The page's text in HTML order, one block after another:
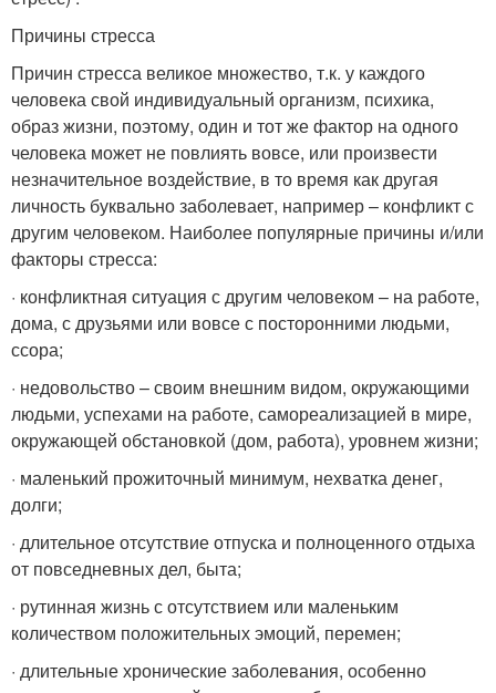
Причины стресса
Причин стресса великое множество, т.к. у каждого
человека свой индивидуальный организм, психика,
образ жизни, поэтому, один и тот же фактор на одного
человека может не повлиять вовсе, или произвести
незначительное воздействие, в то время как другая
личность буквально заболевает, например – конфликт с
другим человеком. Наиболее популярные причины и/или
факторы стресса:
· конфликтная ситуация с другим человеком – на работе,
дома, с друзьями или вовсе с посторонними людьми,
ссора;
· недовольство – своим внешним видом, окружающими
людьми, успехами на работе, самореализацией в мире,
окружающей обстановкой (дом, работа), уровнем жизни;
· маленький прожиточный минимум, нехватка денег,
долги;
· длительное отсутствие отпуска и полноценного отдыха
от повседневных дел, быта;
· рутинная жизнь с отсутствием или маленьким
количеством положительных эмоций, перемен;
· длительные хронические заболевания, особенно